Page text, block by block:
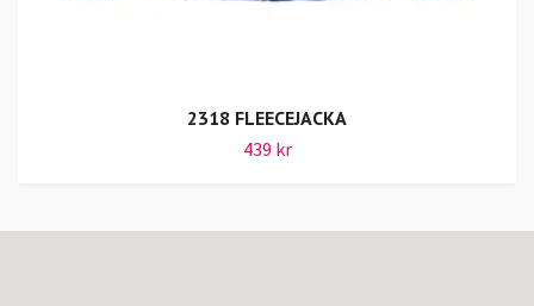
2318 FLEECEJACKA
439 kr